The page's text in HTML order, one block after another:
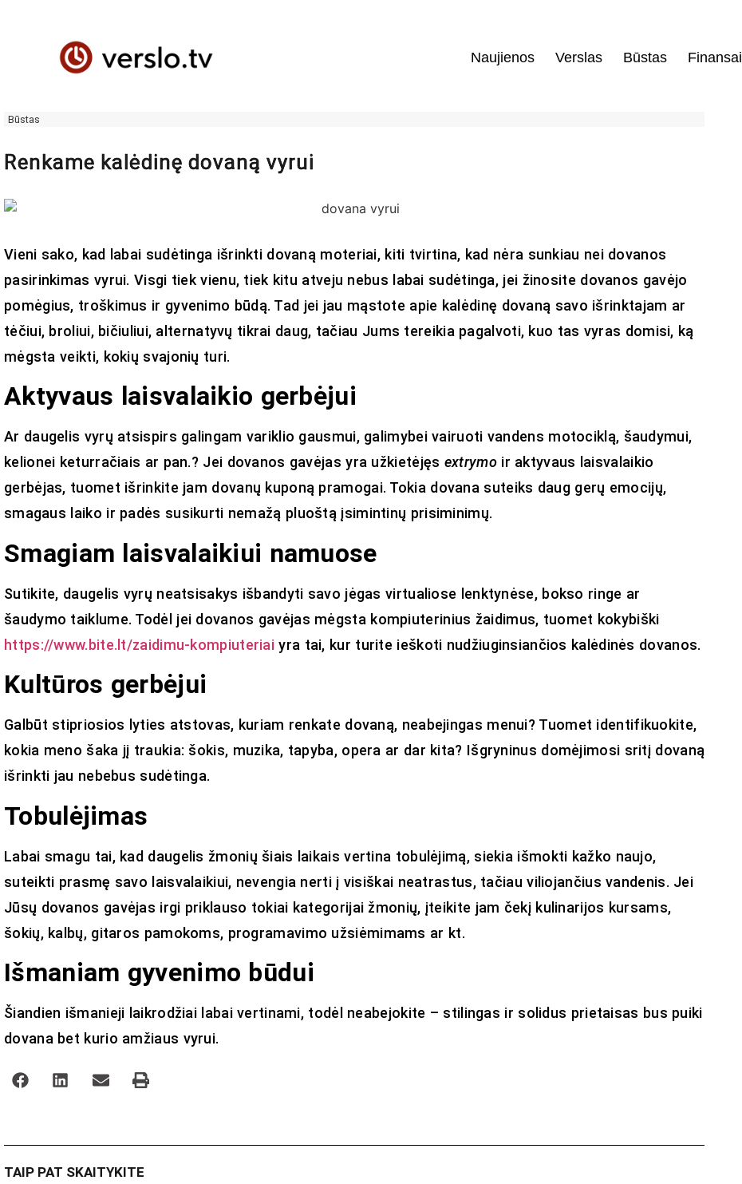
Naujienos Verslas Būstas Finansai
Būstas
Renkame kalėdinę dovaną vyrui
Vieni sako, kad labai sudėtinga išrinkti dovaną moteriai, kiti tvirtina, kad nėra sunkiau nei dovanos
pasirinkimas vyrui. Visgi tiek vienu, tiek kitu atveju nebus labai sudėtinga, jei žinosite dovanos gavėjo
pomėgius, troškimus ir gyvenimo būdą. Tad jei jau mąstote apie kalėdinę dovaną savo išrinktajam ar
tėčiui, broliui, bičiuliui, alternatyvų tikrai daug, tačiau Jums tereikia pagalvoti, kuo tas vyras domisi, ką
mėgsta veikti, kokių svajonių turi.
Aktyvaus laisvalaikio gerbėjui
Ar daugelis vyrų atsispirs galingam variklio gausmui, galimybei vairuoti vandens motociklą, šaudymui,
kelionei keturračiais ar pan.? Jei dovanos gavėjas yra užkietėjęs extrymoir aktyvaus laisvalaikio
gerbėjas, tuomet išrinkite jam dovanų kuponą pramogai. Tokia dovana suteiks daug gerų emocijų,
smagaus laiko ir padės susikurti nemažą pluoštą įsimintinų prisiminimų.
Smagiam laisvalaikiui namuose
Sutikite, daugelis vyrų neatsisakys išbandyti savo jėgas virtualiose lenktynėse, bokso ringe ar
šaudymo taiklume. Todėl jei dovanos gavėjas mėgsta kompiuterinius žaidimus, tuomet kokybiški
https://www.bite.lt/zaidimu-kompiuteriai yra tai, kur turite ieškoti nudžiuginsiančios kalėdinės dovanos.
Kultūros gerbėjui
Galbūt stipriosios lyties atstovas, kuriam renkate dovaną, neabejingas menui? Tuomet identifikuokite,
kokia meno šaka jį traukia: šokis, muzika, tapyba, opera ar dar kita? Išgryninus domėjimosi sritį dovaną
išrinkti jau nebebus sudėtinga.
Tobulėjimas
Labai smagu tai, kad daugelis žmonių šiais laikais vertina tobulėjimą, siekia išmokti kažko naujo,
suteikti prasmę savo laisvalaikiui, nevengia nerti į visiškai neatrastus, tačiau viliojančius vandenis. Jei
Jūsų dovanos gavėjas irgi priklauso tokiai kategorijai žmonių, įteikite jam čekį kulinarijos kursams,
šokių, kalbų, gitaros pamokoms, programavimo užsiėmimams ar kt.
Išmaniam gyvenimo būdui
Šiandien išmanieji laikrodžiai labai vertinami, todėl neabejokite – stilingas ir solidus prietaisas bus puiki
dovana bet kurio amžiaus vyrui.
TAIP PAT SKAITYKITE